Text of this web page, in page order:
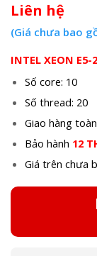
Liên hệ
(Giá chưa bao
INTEL XEON E5-
Số core: 10
Số thread: 20
Giao hàng
Bảo hành 12
Giá trên chưa